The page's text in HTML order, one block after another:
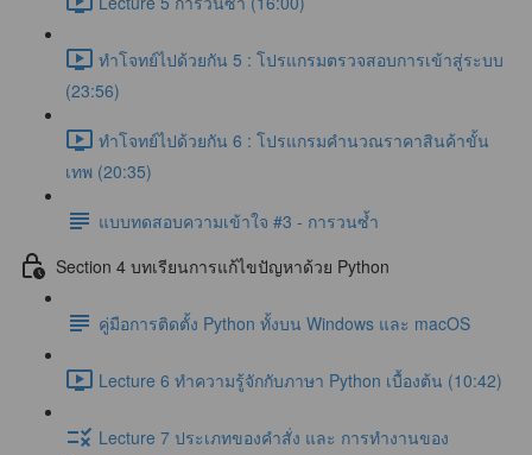
ทำโจทย์ไปด้วยกัน 5 : โปรแกรมตรวจสอบการเข้าสู่ระบบ
(23:56)
ทำโจทย์ไปด้วยกัน 6 : โปรแกรมคำนวณราคาสินค้าขั้น
เทพ (20:35)
แบบทดสอบความเข้าใจ #3 - การวนซ้ำ
Section 4 บทเรียนการแก้ไขปัญหาด้วย Python
คู่มือการติดตั้ง Python ทั้งบน Windows และ macOS
Lecture 6 ทำความรู้จักกับภาษา Python เบื้องต้น (10:42)
Lecture 7 ประเภทของคำสั่ง และ การทำงานของ